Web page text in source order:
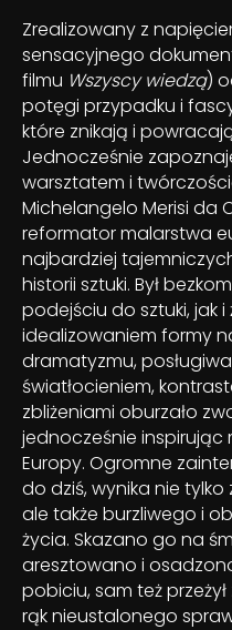
Zrealizowany z
sensacyjnego
filmu Wszyscy wiedzą)
potęgi przypadku i
które znikają i
Jednocześnie
warsztatem i
Michelangelo Merisi da
reformator malarstwa
najbardziej
historii sztuki. Był
podejściu do sztuki, jak i
idealizowaniem formy
dramatyzmu,
światłocieniem,
zbliżeniami oburzało
jednocześnie inspirując
Europy. Ogromne
do dziś, wynika nie
ale także burzliwego i
życia. Skazano go na
aresztowano i
pobiciu, sam też
rąk nieustalonego